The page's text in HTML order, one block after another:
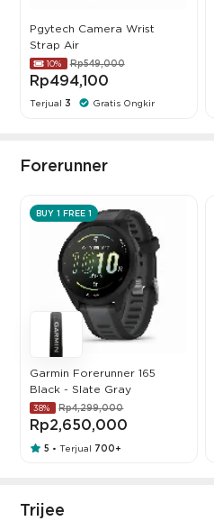
Pgytech Camera Wrist
Strap Air
10% Rp549,000
Rp494,100
Terjual3 Gratis Ongkir
Forerunner
BUY 1 FREE 1
Garmin Forerunner 165
Black - Slate Gray
38% Rp4,299,000
Rp2,650,000
5 • Terjual 700+
Trijee